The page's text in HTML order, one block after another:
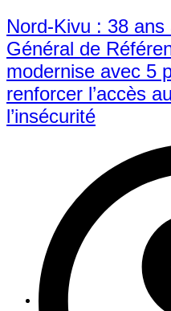
Nord-Kivu : 38 ans
Général de
modernise avec 5
renforcer l’accès
l’insécurité